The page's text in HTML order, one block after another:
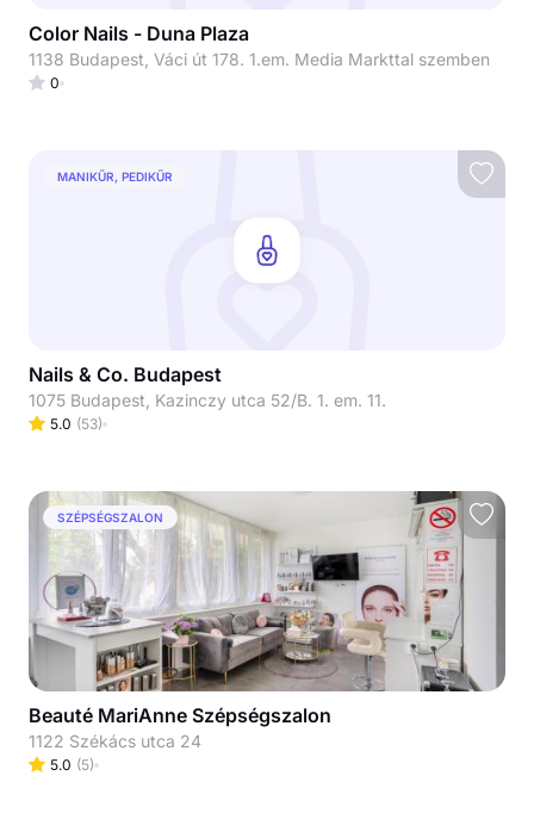
Color Nails - Duna Plaza
1138 Budapest, Váci út 178. 1.em. Media Markttal szemben
0
MANIKŰR, PEDIKŰR
Nails & Co. Budapest
1075 Budapest, Kazinczy utca 52/B. 1. em. 11.
5.0 (53)
SZÉPSÉGSZALON
Beauté MariAnne Szépségszalon
1122 Székács utca 24
5.0 (5)